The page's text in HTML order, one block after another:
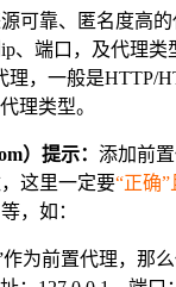
可靠、匿名度高
、端口，及代理类
理，一般是HTTP/
理类型。
）提示： 添加前
这里一定要“正确”
，如：
为前置代理，那